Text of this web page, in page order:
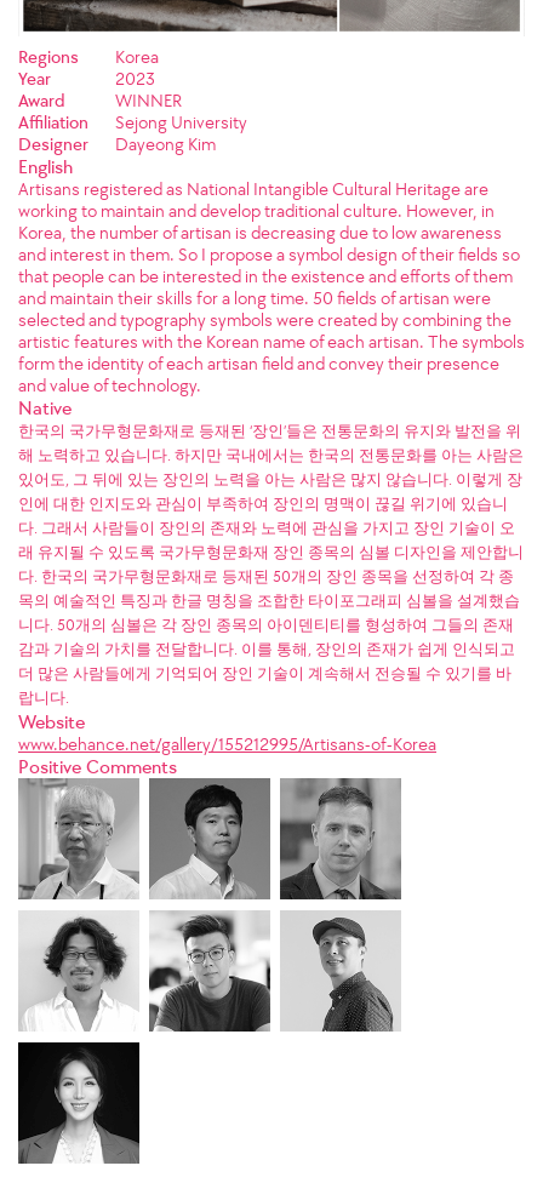
Regions
Korea
Year
2023
Award
WINNER
Affiliation
Sejong University
Designer
Dayeong Kim
English
Artisans registered as National Intangible Cultural Heritage are
working to maintain and develop traditional culture. However, in
Korea, the number of artisan is decreasing due to low awareness
and interest in them. So I propose a symbol design of their fields so
that people can be interested in the existence and efforts of them
and maintain their skills for a long time. 50 fields of artisan were
selected and typography symbols were created by combining the
artistic features with the Korean name of each artisan. The symbols
form the identity of each artisan field and convey their presence
and value of technology.
Native
한국의 국가무형문화재로 등재된 ‘장인’들은 전통문화의 유지와 발전을 위
해 노력하고 있습니다. 하지만 국내에서는 한국의 전통문화를 아는 사람은
있어도, 그 뒤에 있는 장인의 노력을 아는 사람은 많지 않습니다. 이렇게 장
인에 대한 인지도와 관심이 부족하여 장인의 명맥이 끊길 위기에 있습니
다. 그래서 사람들이 장인의 존재와 노력에 관심을 가지고 장인 기술이 오
래 유지될 수 있도록 국가무형문화재 장인 종목의 심볼 디자인을 제안합니
다. 한국의 국가무형문화재로 등재된 50개의 장인 종목을 선정하여 각 종
목의 예술적인 특징과 한글 명칭을 조합한 타이포그래피 심볼을 설계했습
니다. 50개의 심볼은 각 장인 종목의 아이덴티티를 형성하여 그들의 존재
감과 기술의 가치를 전달합니다. 이를 통해, 장인의 존재가 쉽게 인식되고
더 많은 사람들에게 기억되어 장인 기술이 계속해서 전승될 수 있기를 바
랍니다.
Website
www.behance.net/gallery/155212995/Artisans-of-Korea
Positive Comments